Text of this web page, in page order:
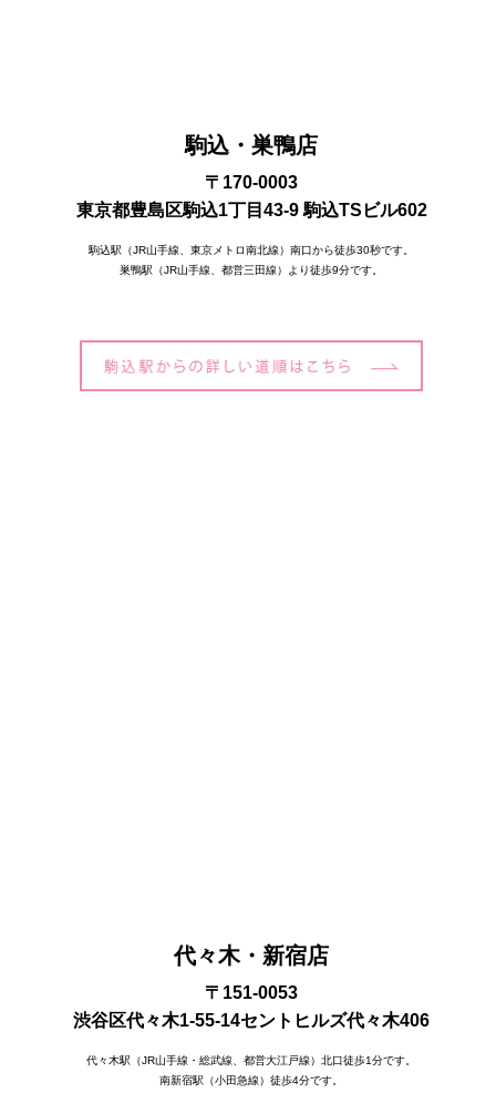
駒込・巣鴨店
〒170-0003
東京都豊島区駒込1丁目43-9 駒込TSビル602
駒込駅（JR山手線、東京メトロ南北線）南口から徒歩30秒です。
巣鴨駅（JR山手線、都営三田線）より徒歩9分です。
代々木・新宿店
〒151-0053
渋谷区代々木1-55-14セントヒルズ代々木406
代々木駅（JR山手線・総武線、都営大江戸線）北口徒歩1分です。
南新宿駅（小田急線）徒歩4分です。